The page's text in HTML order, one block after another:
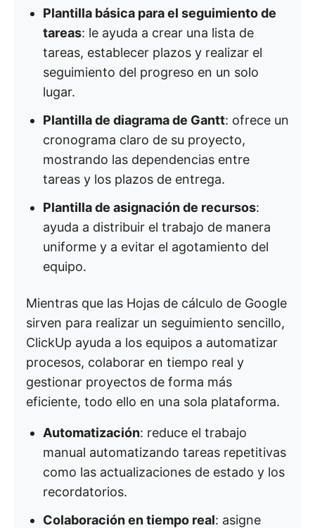
Plantilla básica para el seguimiento de
tareas: le ayuda a crear una lista de
tareas, establecer plazos y realizar el
seguimiento del progreso en un solo
lugar.
Plantilla de diagrama de Gantt: ofrece un
cronograma claro de su proyecto,
mostrando las dependencias entre
tareas y los plazos de entrega.
Plantilla de asignación de recursos:
ayuda a distribuir el trabajo de manera
uniforme y a evitar el agotamiento del
equipo.
Mientras que las Hojas de cálculo de Google
sirven para realizar un seguimiento sencillo,
ClickUp ayuda a los equipos a automatizar
procesos, colaborar en tiempo real y
gestionar proyectos de forma más
eficiente, todo ello en una sola plataforma.
Automatización: reduce el trabajo
manual automatizando tareas repetitivas
como las actualizaciones de estado y los
recordatorios.
Colaboración en tiempo real: asigne